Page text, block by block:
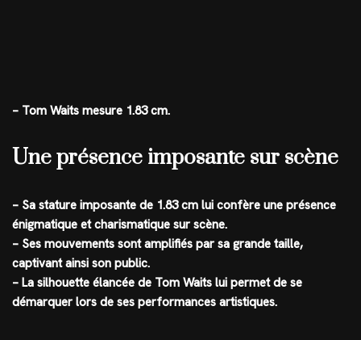
– Tom Waits mesure 1.83 cm.
Une présence imposante sur scène
– Sa stature imposante de 1.83 cm lui confère une présence
énigmatique et charismatique sur scène.
– Ses mouvements sont amplifiés par sa grande taille,
captivant ainsi son public.
– La silhouette élancée de Tom Waits lui permet de se
démarquer lors de ses performances artistiques.